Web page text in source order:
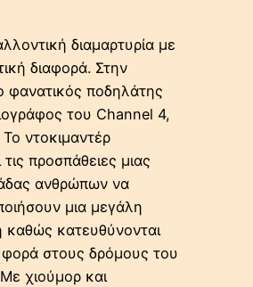
διαμαρτυρία με
διαφορά. Στην
ποδηλάτης
του Channel 4,
ντοκιμαντέρ
προσπάθειες μιας
ανθρώπων να
μια μεγάλη
καθώς κατευθύνονται
στους δρόμους του
χιούμορ και